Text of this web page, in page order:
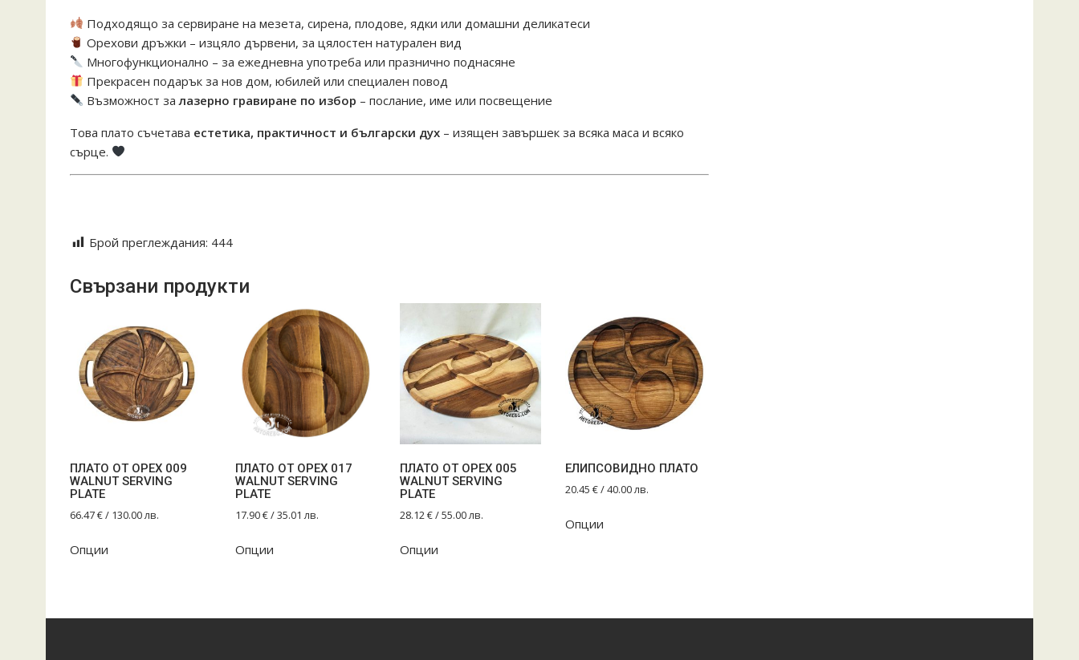
Подходящо за сервиране на мезета, сирена, плодове, ядки или домашни деликатеси
Орехови дръжки – изцяло дървени, за цялостен натурален вид
Многофункционално – за ежедневна употреба или празнично поднасяне
Прекрасен подарък за нов дом, юбилей или специален повод
Възможност залазерно гравиране по избор – послание, име или посвещение
Това плато съчетава естетика, практичност и български дух – изящен завършек за всяка маса и всяко
сърце.
Брой преглеждания: 444
Свързани продукти
ПЛАТО ОТ ОРЕХ 009
WALNUT SERVING
PLATE
66.47€/ 130.00 лв.
Опции
ПЛАТО ОТ ОРЕХ 017
WALNUT SERVING
PLATE
17.90€/ 35.01 лв.
Опции
ПЛАТО ОТ ОРЕХ 005
WALNUT SERVING
PLATE
28.12€/ 55.00 лв.
Опции
ЕЛИПСОВИДНО ПЛАТО
20.45 €/ 40.00 лв.
Опции